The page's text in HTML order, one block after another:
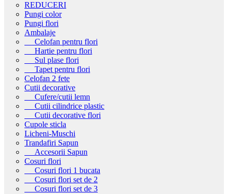
REDUCERI
Pungi color
Pungi flori
Ambalaje
Celofan pentru flori
Hartie pentru flori
Sul plase flori
Tapet pentru flori
Celofan 2 fete
Cutii decorative
Cufere/cutii lemn
Cutii cilindrice plastic
Cutii decorative flori
Cupole sticla
Licheni-Muschi
Trandafiri Sapun
Accesorii Sapun
Cosuri flori
Cosuri flori 1 bucata
Cosuri flori set de 2
Cosuri flori set de 3